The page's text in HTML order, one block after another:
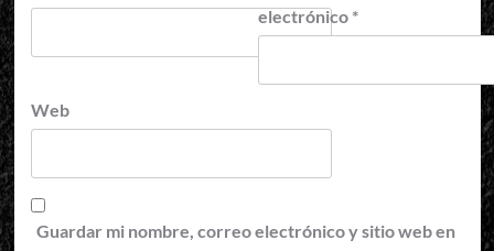
electrónico *
Web
Guardar mi nombre, correo electrónico y sitio web en